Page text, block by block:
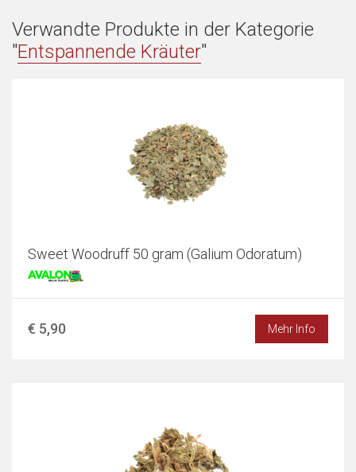
Verwandte Produkte in der Kategorie
"Entspannende Kräuter"
Sweet Woodruff 50 gram (Galium Odoratum)
€ 5,90 Mehr Info